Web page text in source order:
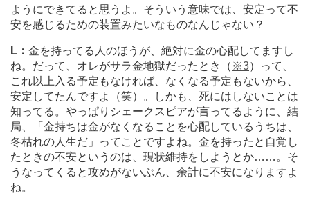
ようにできてると思うよ。そういう意味では、安定って不
安を感じるための装置みたいなものなんじゃない？
L： 金を持ってる人のほうが、絶対に金の心配してますし
ね。だって、オレがサラ金地獄だったとき（ ※3）って、
これ以上入る予定もなければ、なくなる予定もないから、
安定してたんですよ（笑）。しかも、死にはしないことは
知ってる。やっぱりシェークスピアが言ってるように、結
局、「金持ちは金がなくなることを心配しているうちは、
冬枯れの人生だ」ってことですよね。金を持ったと自覚し
たときの不安というのは、現状維持をしようとか… …。そ
うなってくると攻めがないぶん、余計に不安になりますよ
ね。